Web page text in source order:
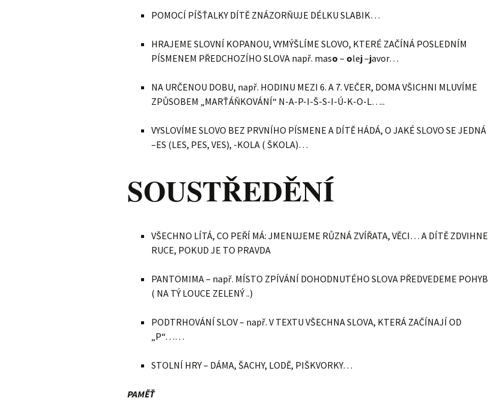
POMOCÍ PÍŠŤALKY DÍTĚ ZNÁZORŇUJE DÉLKU SLABIK…
HRAJEME SLOVNÍ KOPANOU, VYMÝŠLÍME SLOVO, KTERÉ ZAČÍNÁ POSLEDNÍM
PÍSMENEM PŘEDCHOZÍHO SLOVA např. maso – olej–javor…
NA URČENOU DOBU, např. HODINU MEZI 6. A 7. VEČER, DOMA VŠICHNI MLUVÍME
ZPŮSOBEM „MARŤÁŇKOVÁNÍ“ N-A-P-I-Š-S-I-Ú-K-O-L…..
VYSLOVÍME SLOVO BEZ PRVNÍHO PÍSMENE A DÍTĚ HÁDÁ, O JAKÉ SLOVO SE JEDNÁ
–ES (LES, PES, VES), -KOLA ( ŠKOLA)…
SOUSTŘEDĚNÍ
VŠECHNO LÍTÁ, CO PEŘÍ MÁ: JMENUJEME RŮZNÁ ZVÍŘATA, VĚCI… A DÍTĚ ZDVIHNE
RUCE, POKUD JE TO PRAVDA
PANTOMIMA – např. MÍSTO ZPÍVÁNÍ DOHODNUTÉHO SLOVA PŘEDVEDEME POHYB
( NA TÝ LOUCE ZELENÝ ..)
PODTRHOVÁNÍ SLOV – např. V TEXTU VŠECHNA SLOVA, KTERÁ ZAČÍNAJÍ OD
„P“……
STOLNÍ HRY – DÁMA, ŠACHY, LODĚ, PIŠKVORKY…
PAMĚŤ